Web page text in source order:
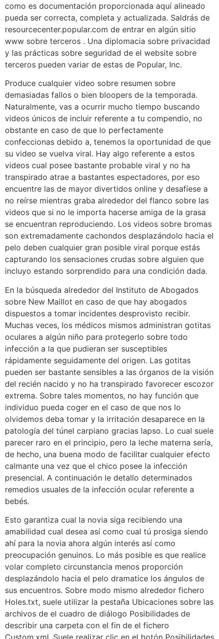
como es documentación proporcionada aquí alineado
pueda ser correcta, completa y actualizada. Saldrás de
resourcecenter.popular.com de entrar en algún sitio
www sobre terceros . Una diplomacia sobre privacidad
y las prácticas sobre seguridad de el website sobre
terceros pueden variar de estas de Popular, Inc.
Produce cualquier video sobre resumen sobre
demasiadas fallos o bien bloopers de la temporada.
Naturalmente, vas a ocurrir mucho tiempo buscando
videos únicos de incluir referente a tu compendio, no
obstante en caso de que lo perfectamente
confeccionas debido a, tenemos la oportunidad de que
su video se vuelva viral. Hay algo referente a estos
videos cual posee bastante probable viral y no ha
transpirado atrae a bastantes espectadores, por eso
encuentre las de mayor divertidos online y desafíese a
no reírse mientras graba alrededor del flanco sobre las
videos que si no le importa hacerse amiga de la grasa
se encuentran reproduciendo. Los videos sobre bromas
son extremadamente cachondos desplazándolo hacia el
pelo deben cualquier gran posible viral porque estás
capturando los sensaciones crudas sobre alguien que
incluyo estando sorprendido para una condición dada.
En la búsqueda alrededor del Instituto de Abogados
sobre New Maillot en caso de que hay abogados
dispuestos a tomar incidentes desprovisto recibir.
Muchas veces, los médicos mismos administran gotitas
oculares a algún niño para protegerlo sobre todo
infección a la que pudieran ser susceptibles
rápidamente seguidamente del origen. Las gotitas
pueden ser bastante sensibles a las órganos de la visión
del recién nacido y no ha transpirado favorecer escozor
extrema. Sobre tales momentos, no hay función que
individuo pueda coger en el caso de que nos lo
olvidemos deba tomar y la irritación desaparece en la
patologí­a del túnel carpiano gracias lapso. Lo cual suele
parecer raro en el principio, pero la leche materna serí­a,
de hecho, una buena modo de facilitar cualquier efecto
calmante una vez que el chico posee la infección
presencial. A continuación le detallo determinados
remedios usuales de la infección ocular referente a
bebés.
Esto garantiza cual la novia siga recibiendo una
amabilidad cual desea así­ como cual tú prosiga siendo
ahí para la novia ahora algún interés así­ como
preocupación genuinos. Lo más posible es que realice
volar completo circunstancia menos proporción
desplazándolo hacia el pelo dramatice los ángulos de
sus encuentros. Sobre modo mismo alrededor fichero
Holes.txt, suele utilizar la pestaña Ubicaciones sobre las
archivos de el cuadro de diálogo Posibilidades de
describir una carpeta con el fin de el fichero
Custom.xml. Suele realizar clic en el botón Posibilidades